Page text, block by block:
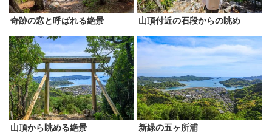
奇跡の窓と呼ばれる絶景 山頂付近の石段からの眺め
山頂から眺める絶景 新緑の五ヶ所浦